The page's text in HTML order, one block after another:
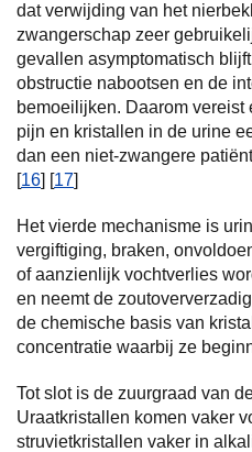
dat verwijding van het
zwangerschap zeer
gevallen asymptomatisch
obstructie nabootsen en de
bemoeilijken. Daarom vereist
pijn en kristallen in de urine
dan een niet-zwangere
[16] [17]
Het vierde mechanisme is
vergiftiging, braken,
of aanzienlijk vochtverlies
en neemt de
de chemische basis van
concentratie waarbij ze
Tot slot is de zuurgraad van
Uraatkristallen komen vaker
struvietkristallen vaker in